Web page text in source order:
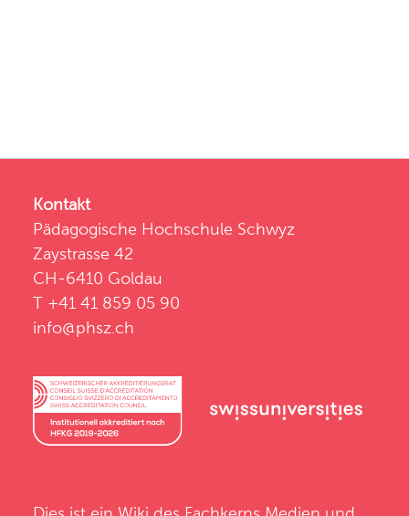
Kontakt
Pädagogische Hochschule Schwyz
Zaystrasse 42
CH-6410 Goldau
T +41 41 859 05 90
info@phsz.ch